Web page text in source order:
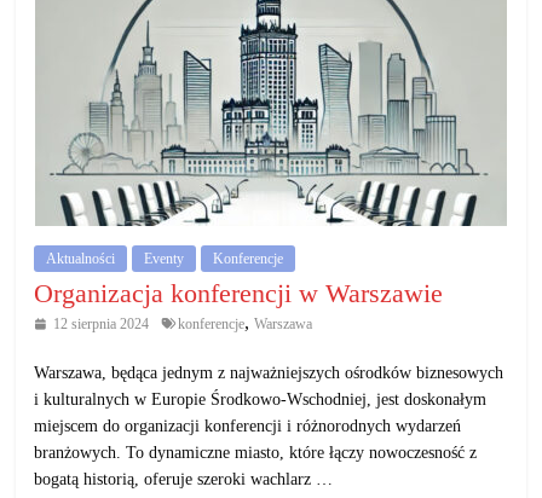
Aktualności Eventy Konferencje
Organizacja konferencji w Warszawie
12 sierpnia 2024 konferencje, Warszawa
Warszawa, będąca jednym z najważniejszych ośrodków biznesowych
i kulturalnych w Europie Środkowo-Wschodniej, jest doskonałym
miejscem do organizacji konferencji i różnorodnych wydarzeń
branżowych. To dynamiczne miasto, które łączy nowoczesność z
bogatą historią, oferuje szeroki wachlarz …